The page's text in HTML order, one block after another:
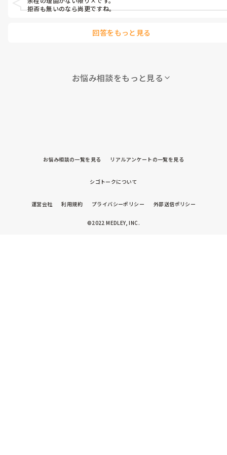
拒否も無いのなら尚更ですね。
回答をもっと見る
お悩み相談をもっと見る
お悩み相談の一覧を見る リアルアンケートの一覧を見る
シゴトークについて
運営会社 利用規約 プライバシーポリシー 外部送信ポリシー
©2022 MEDLEY, INC.